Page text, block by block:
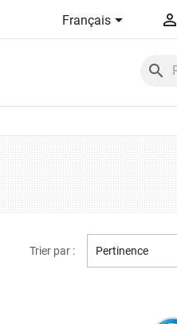
Français 
search
Trier par : Pertinence